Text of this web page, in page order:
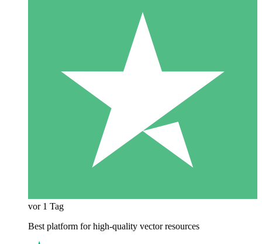
vor 1 Tag
Best platform for high-quality vector resources